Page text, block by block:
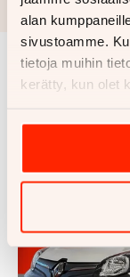
alan
sivustoamme.
tietoja muihin
kerätty, kun olet
Katso kaikki